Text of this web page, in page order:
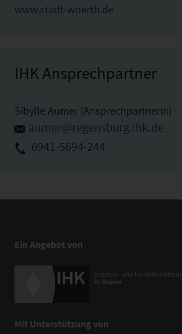
www.stadt-woerth.de
IHK Ansprechpartner
Sibylle Aumer (Ansprechpartnerin)
aumer@regensburg.ihk.de
0941-5694-244
Ein Angebot von
Mit Unterstützung von